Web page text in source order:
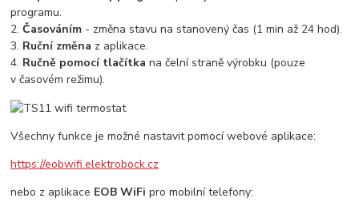
programu.
2.Časováním - změna stavu na stanovený čas (1 min až 24 hod).
3. Ruční změna z aplikace.
4. Ručně pomocí tlačítka na čelní straně výrobku (pouze
v časovém režimu).
Všechny funkce je možné nastavit pomocí webové aplikace:
https://eobwifi.elektrobock.cz
nebo z aplikace EOB WiFi pro mobilní telefony: